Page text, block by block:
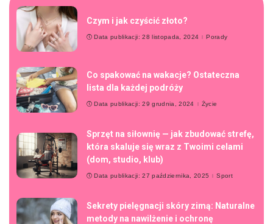
Czym i jak czyścić złoto?
Data publikacji: 28 listopada, 2024 Porady
Co spakować na wakacje? Ostateczna
lista dla każdej podróży
Data publikacji: 29 grudnia, 2024 Życie
Sprzęt na siłownię — jak zbudować strefę,
która skaluje się wraz z Twoimi celami
(dom, studio, klub)
Data publikacji: 27 października, 2025 Sport
Sekrety pielęgnacji skóry zimą: Naturalne
metody na nawilżenie i ochronę